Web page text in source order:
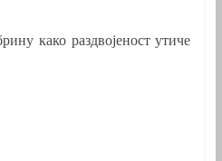
како раздвојеност утиче